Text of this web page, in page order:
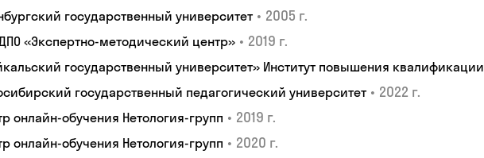
государственный университет • 2005 г.
«Экспертно-методический центр» • 2019 г.
государственный университет» Институт повышения квалификации
государственный педагогический университет • 2022 г.
онлайн-обучения Нетология-групп • 2019 г.
онлайн-обучения Нетология-групп • 2020 г.